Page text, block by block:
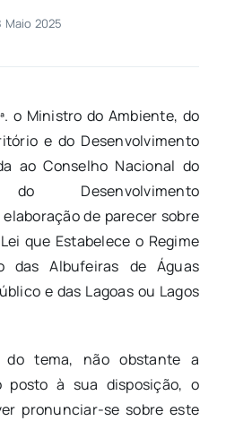
2025
o Ministro do Ambiente, do
e do Desenvolvimento
ao Conselho Nacional do
Desenvolvimento
de parecer sobre
que Estabelece o Regime
das Albufeiras de Águas
e das Lagoas ou Lagos
do tema, não obstante a
posto à sua disposição, o
pronunciar-se sobre este